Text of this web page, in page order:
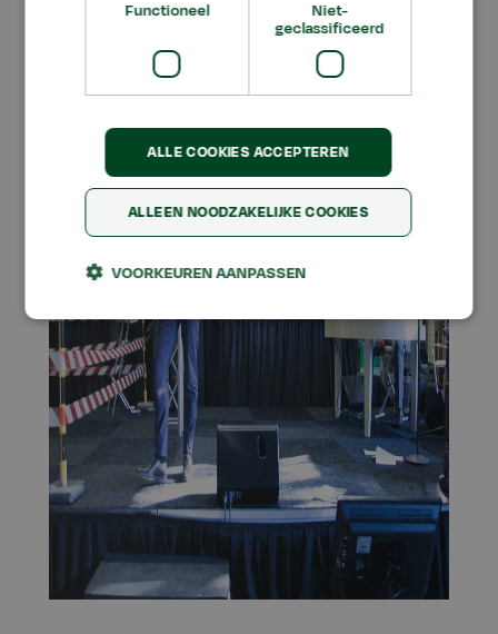
gebouwen al 'klimaatneutraal' gemaakt
Functioneel
Niet-
geclassificeerd
ALLE COOKIES ACCEPTEREN
ALLEEN NOODZAKELIJKE COOKIES
VOORKEUREN AANPASSEN